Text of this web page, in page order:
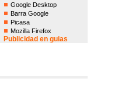
Google Desktop
Barra Google
Picasa
Mozilla Firefox
Publicidad en guias